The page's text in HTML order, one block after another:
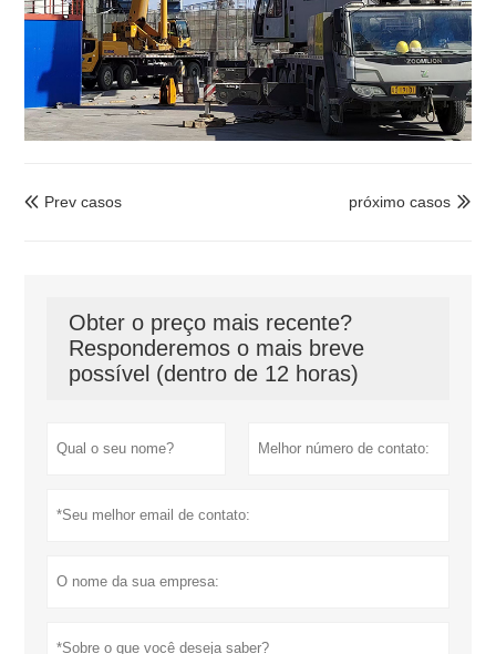
 Prev casos 
próximo casos
Obter o preço mais recente?
Responderemos o mais breve
possível (dentro de 12 horas)